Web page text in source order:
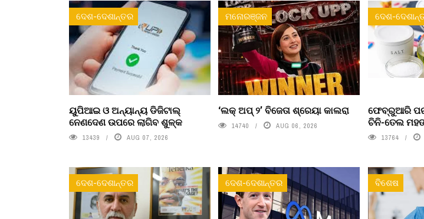
ଦେଶ-ଦେଶାନ୍ତର
ୟୁପିଆଇ ଓ ଅନ୍ୟାନ୍ୟ ଡିଜିଟାଲ୍
ନେଣଦେଣ ଉପରେ ଲାଗିବ ଶୁଳ୍କ
13439 AUG 07, 2026
ମନୋରଞ୍ଜନ
‘ଲକ୍ ଅପ୍ ୨’ ବିଜେତା ଶ୍ରେୟା କାଲରା
14740 AUG 06, 2026
ଦେଶ-
ଫେବ୍ରୁଆରି
ଚିନି-ତେଲ
13764
ଦେଶ-ଦେଶାନ୍ତର ଦେଶ-ଦେଶାନ୍ତର ବିଶେଷ